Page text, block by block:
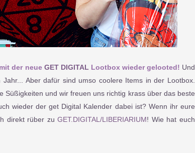
der neue GET DIGITAL Lootbox wieder gelooted! Und
Aber dafür sind umso coolere Items in der Lootbox.
Süßigkeiten und wir freuen uns richtig krass über das beste
wieder der get Digital Kalender dabei ist? Wenn ihr eure
direkt rüber zu GET.DIGITAL/LIBERIARIUM! Wie hat euch